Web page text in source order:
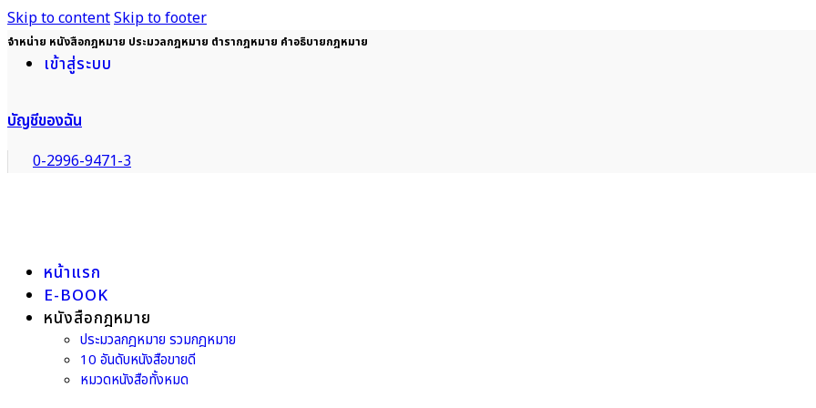
Skip to contentSkip to footer
จำหน่าย หนังสือกฎหมาย ประมวลกฎหมาย ตำรากฎหมาย คำอธิบายกฎหมาย
เข้าสู่ระบบ
บัญชีของฉัน
0-2996-9471-3
หน้าแรก
E-BOOK
หนังสือกฎหมาย
ประมวลกฎหมาย รวมกฎหมาย
10 อันดับหนังสือขายดี
หมวดหนังสือทั้งหมด